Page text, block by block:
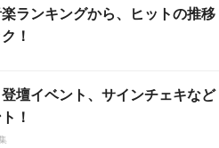
ランキングから、ヒットの推移
！
壇イベント、サインチェキなど
！